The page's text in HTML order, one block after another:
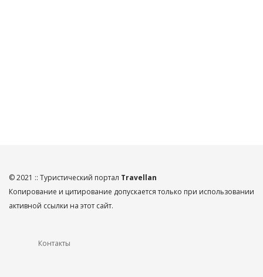
© 2021 :: Туристический портал Travellan
Копирование и цитирование допускается только при использовании
активной ссылки на этот сайт.
Контакты